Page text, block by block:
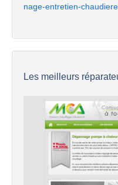
nage-entretien-
Les meilleurs